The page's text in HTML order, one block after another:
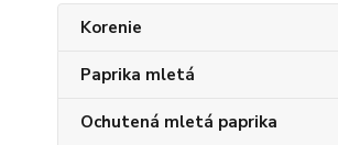
Korenie
Paprika mletá
Ochutená mletá paprika